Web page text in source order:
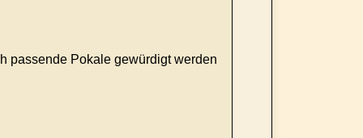
passende Pokale gewürdigt werden